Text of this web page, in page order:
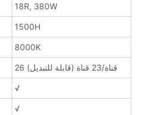
18R, 380W
1500H
8000K
26 قناة/23 قناة (قابلة للتبديل)
√
√